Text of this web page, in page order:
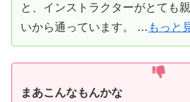
と、インストラクターがとても
いから通っています。 … もっと
まあこんなもんかな